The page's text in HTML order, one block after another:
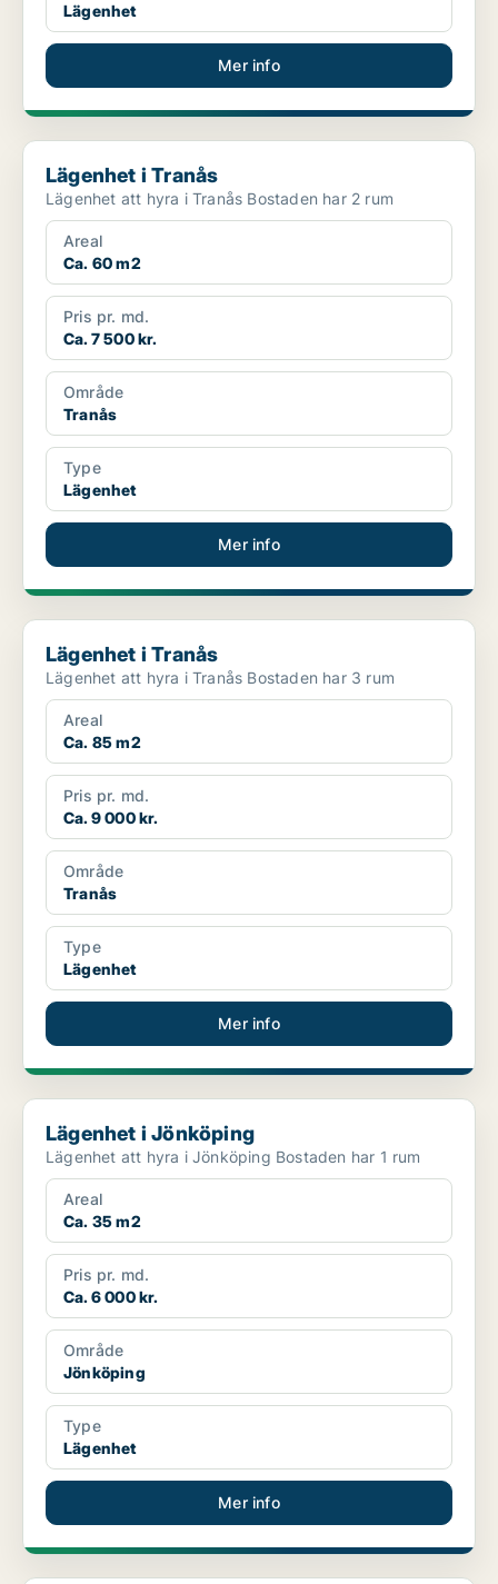
Lägenhet
Mer info
Lägenhet i Tranås
Lägenhet i Tranås
Lägenhet att hyra i Tranås Bostaden har 2 rum
Areal
Ca. 60 m2
Pris pr. md.
Ca. 7 500 kr.
Område
Tranås
Type
Lägenhet
Mer info
Lägenhet i Tranås
Lägenhet i Tranås
Lägenhet att hyra i Tranås Bostaden har 3 rum
Areal
Ca. 85 m2
Pris pr. md.
Ca. 9 000 kr.
Område
Tranås
Type
Lägenhet
Mer info
Lägenhet i Jönköping
Lägenhet i Jönköping
Lägenhet att hyra i Jönköping Bostaden har 1 rum
Areal
Ca. 35 m2
Pris pr. md.
Ca. 6 000 kr.
Område
Jönköping
Type
Lägenhet
Mer info